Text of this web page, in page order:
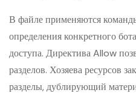
В файле применяются
определения конкретного
доступа. Директива Allow
разделов. Хозяева ресурсов
разделы, дублирующий